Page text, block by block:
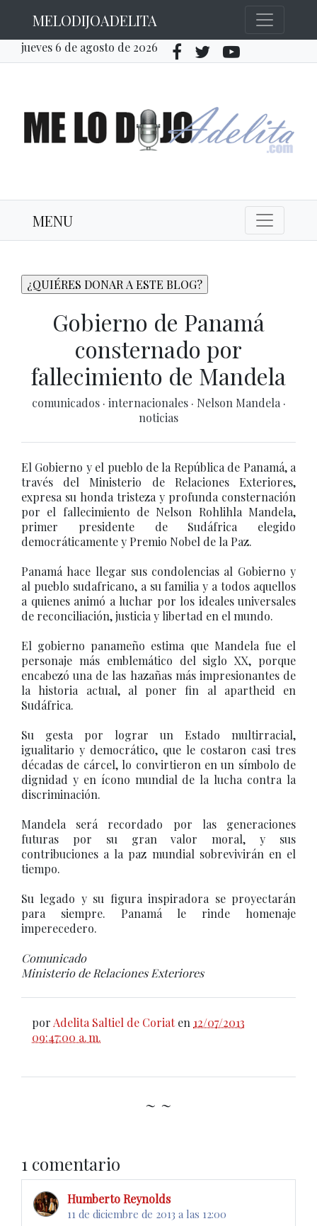
MELODIJOADELITA
jueves 6 de agosto de 2026
MENU
Gobierno de Panamá
consternado por
fallecimiento de Mandela
comunicados · internacionales · Nelson Mandela ·
noticias
El Gobierno y el pueblo de la República de Panamá, a
través del Ministerio de Relaciones Exteriores,
expresa su honda tristeza y profunda consternación
por el fallecimiento de Nelson Rohlihla Mandela,
primer presidente de Sudáfrica elegido
democráticamente y Premio Nobel de la Paz.
Panamá hace llegar sus condolencias al Gobierno y
al pueblo sudafricano, a su familia y a todos aquellos
a quienes animó a luchar por los ideales universales
de reconciliación, justicia y libertad en el mundo.
El gobierno panameño estima que Mandela fue el
personaje más emblemático del siglo XX, porque
encabezó una de las hazañas más impresionantes de
la historia actual, al poner fin al apartheid en
Sudáfrica.
Su gesta por lograr un Estado multirracial,
igualitario y democrático, que le costaron casi tres
décadas de cárcel, lo convirtieron en un símbolo de
dignidad y en ícono mundial de la lucha contra la
discriminación.
Mandela será recordado por las generaciones
futuras por su gran valor moral, y sus
contribuciones a la paz mundial sobrevivirán en el
tiempo.
Su legado y su figura inspiradora se proyectarán
para siempre. Panamá le rinde homenaje
imperecedero.
Comunicado
Ministerio de Relaciones Exteriores
por Adelita Saltiel de Coriat en 12/07/2013
09:47:00 a. m.
~ ~
1 comentario
Humberto Reynolds
11 de diciembre de 2013 a las 12:00